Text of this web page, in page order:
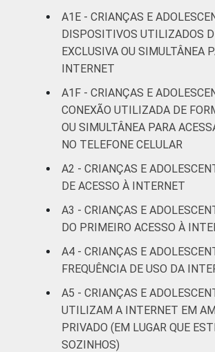
De 15 a 17
anos
RENDA
Mais de 1
SM até 2 SM
Mais de 2
SM até 3 SM
SM
Não tem
renda
Não sabe
Não
A1E - CRIANÇAS E
DISPOSITIVOS UTILIZADOS
EXCLUSIVA OU SIMULTÂNEA
INTERNET
A1F - CRIANÇAS E
CONEXÃO UTILIZADA DE
OU SIMULTÂNEA PARA
NO TELEFONE CELULAR
A2 - CRIANÇAS E
DE ACESSO À INTERNET
A3 - CRIANÇAS E
DO PRIMEIRO ACESSO À
A4 - CRIANÇAS E
FREQUÊNCIA DE USO DA
A5 - CRIANÇAS E
UTILIZAM A INTERNET EM
PRIVADO (EM LUGAR QUE
SOZINHOS)